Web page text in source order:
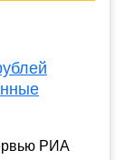
РИА